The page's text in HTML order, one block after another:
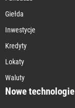
Giełda
Inwestycje
Kredyty
Lokaty
Waluty
Nowe technologie